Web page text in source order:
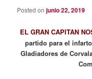
Posted onjunio 22, 2019
EL GRAN CAPITAN
partido para el
Gladiadores de